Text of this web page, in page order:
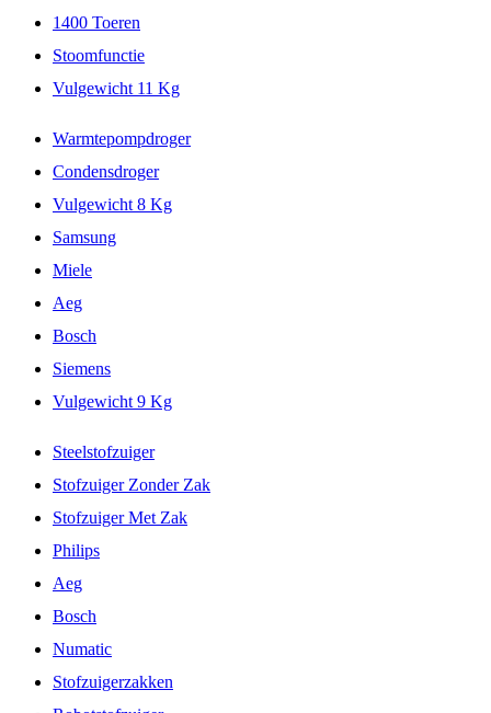
1400 Toeren
Stoomfunctie
Vulgewicht 11 Kg
Warmtepompdroger
Condensdroger
Vulgewicht 8 Kg
Samsung
Miele
Aeg
Bosch
Siemens
Vulgewicht 9 Kg
Steelstofzuiger
Stofzuiger Zonder Zak
Stofzuiger Met Zak
Philips
Aeg
Bosch
Numatic
Stofzuigerzakken